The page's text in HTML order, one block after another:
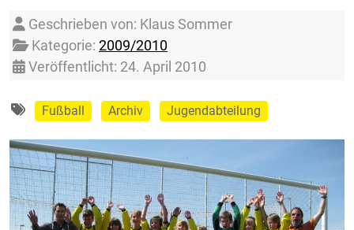
Details
Geschrieben von: Klaus Sommer
Kategorie: 2009/2010
Veröffentlicht: 24. April 2010
Fußball Archiv Jugendabteilung